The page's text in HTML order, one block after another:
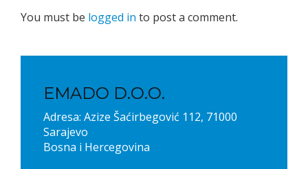
You must be logged in to post a comment.
EMADO D.O.O.
Adresa: Azize Šaćirbegović 112, 71000
Sarajevo
Bosna i Hercegovina